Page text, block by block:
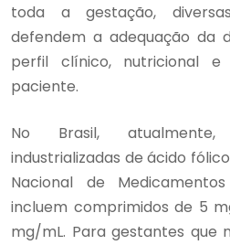
toda a gestação,
defendem a adequação da
perfil clínico, nutricional
paciente.
No Brasil, atualmente,
industrializadas de ácido
Nacional de
incluem comprimidos de 5
mg/mL. Para gestantes que